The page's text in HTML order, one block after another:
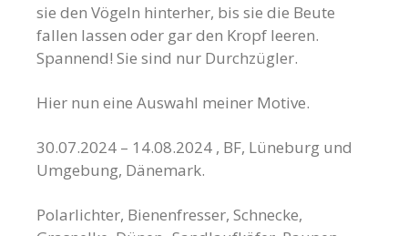
sie den Vögeln hinterher, bis sie die Beute
fallen lassen oder gar den Kropf leeren.
Spannend! Sie sind nur Durchzügler.
Hier nun eine Auswahl meiner Motive.
30.07.2024 – 14.08.2024 , BF, Lüneburg und
Umgebung, Dänemark.
Polarlichter, Bienenfresser, Schnecke,